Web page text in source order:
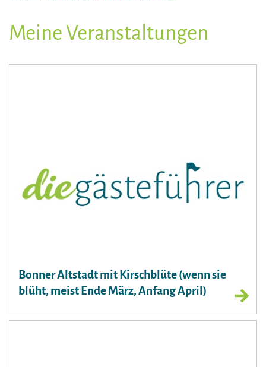
Meine Veranstaltungen
Bonner Altstadt mit Kirschblüte (wenn sie
blüht, meist Ende März, Anfang April)